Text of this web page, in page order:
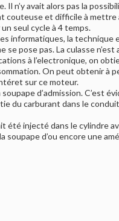
n’y avait alors pas la
et difficile à mettre
seul cycle à 4 temps.
informatiques, la
pose pas. La culasse
à l’electronique, on
On peut obtenir à
sur ce moteur.
d’admission. C’est
du carburant dans le
été injecté dans le cylindre
soupape d’ou encore une